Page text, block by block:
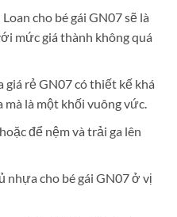
cho bé gái GN07 sẽ là
mức giá thành không quá
rẻ GN07 có thiết kế khá
là một khối vuông vức.
để nệm và trải ga lên
nhựa cho bé gái GN07 ở vị